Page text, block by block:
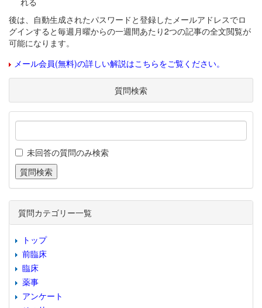
後は、自動生成されたパスワードと登録したメールアドレスでロ
グインすると毎週月曜からの一週間あたり2つの記事の全文閲覧が
可能になります。
メール会員(無料)の詳しい解説はこちらをご覧ください。
質問検索
未回答の質問のみ検索
質問カテゴリー一覧
トップ
前臨床
臨床
薬事
アンケート